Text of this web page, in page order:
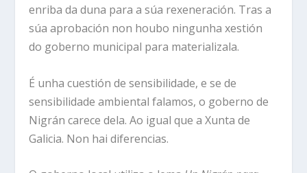
enriba da duna para a súa rexeneración. Tras a
súa aprobación non houbo ningunha xestión
do goberno municipal para materializala.
É unha cuestión de sensibilidade, e se de
sensibilidade ambiental falamos, o goberno de
Nigrán carece dela. Ao igual que a Xunta de
Galicia. Non hai diferencias.